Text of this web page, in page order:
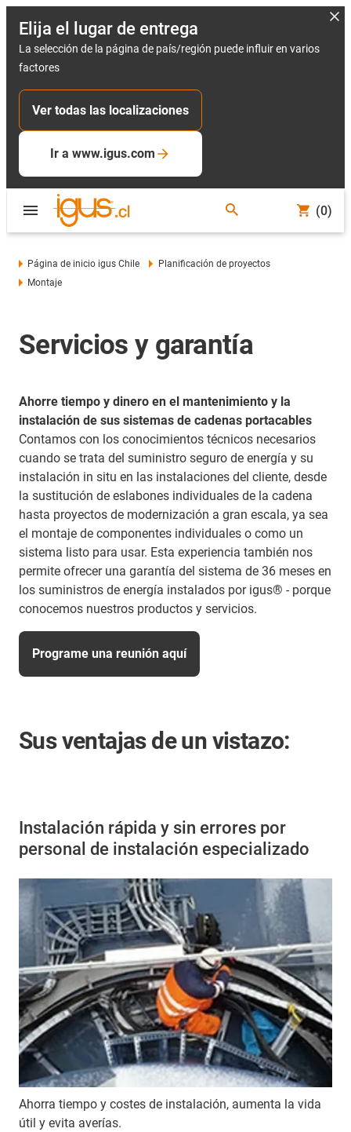
Elija el lugar de entrega
La selección de la página de país/región puede influir en varios
factores
Ver todas las localizaciones
Ir a www.igus.com
(0)
Página de inicio igus Chile
Planificación de proyectos
Montaje
Servicios y garantía
Ahorre tiempo y dinero en el mantenimiento y la
instalación de sus sistemas de cadenas portacables​
Contamos con los conocimientos técnicos necesarios
cuando se trata del suministro seguro de energía y su
instalación in situ en las instalaciones del cliente, desde
la sustitución de eslabones individuales de la cadena
hasta proyectos de modernización a gran escala, ya sea
el montaje de componentes individuales o como un
sistema listo para usar. Esta experiencia también nos
permite ofrecer una garantía del sistema de 36 meses en
los suministros de energía instalados por igus® - porque
conocemos nuestros productos y servicios.
Programe una reunión aquí
Sus ventajas de un vistazo:
Instalación rápida y sin errores por
personal de instalación especializado
Ahorra tiempo y costes de instalación, aumenta la vida
útil y evita averías.